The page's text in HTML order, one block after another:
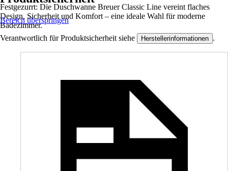
Festgezurrt: Die Duschwanne Breuer Classic Line vereint flaches
Design, Sicherheit und Komfort – eine ideale Wahl für moderne
Badezimmer.
Bereich überspringen
Verantwortlich für Produktsicherheit siehe Herstellerinformationen .